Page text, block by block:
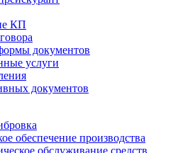
КП
документов
услуги
документов
обеспечение производства
обслуживание средств